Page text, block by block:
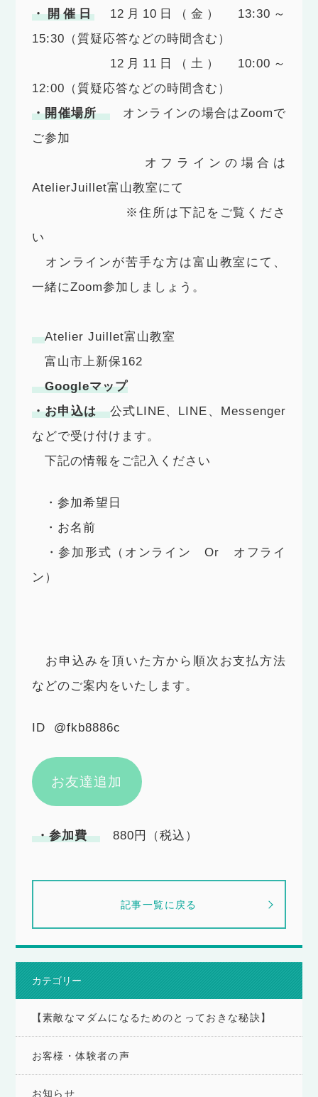
・開催日12月10日（金） 13:30～
15:30（質疑応答などの時間含む）
12月11日（土） 10:00～
12:00（質疑応答などの時間含む）
・開催場所 オンラインの場合はZoomで
ご参加
オフラインの場合は
AtelierJuillet富山教室にて
※住所は下記をご覧くださ
い
オンラインが苦手な方は富山教室にて、
一緒にZoom参加しましょう。
Atelier Juillet富山教室
富山市上新保162
Googleマップ
・お申込は公式LINE、LINE、Messenger
などで受け付けます。
下記の情報をご記入ください
・参加希望日
・お名前
・参加形式（オンライン Or オフライ
ン）
お申込みを頂いた方から順次お支払方法
などのご案内をいたします。
ID @fkb8886c
お友達追加
・参加費880円（税込）
記事一覧に戻る
カテゴリー
【素敵なマダムになるためのとっておきな秘訣】
お客様・体験者の声
お知らせ